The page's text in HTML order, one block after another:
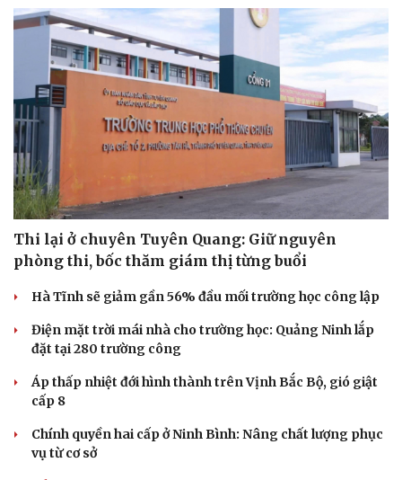
Di sản
Thi lại ở chuyên Tuyên Quang: Giữ nguyên
phòng thi, bốc thăm giám thị từng buổi
Hà Tĩnh sẽ giảm gần 56% đầu mối trường học công lập
Điện mặt trời mái nhà cho trường học: Quảng Ninh lắp
đặt tại 280 trường công
Áp thấp nhiệt đới hình thành trên Vịnh Bắc Bộ, gió giật
cấp 8
Chính quyền hai cấp ở Ninh Bình: Nâng chất lượng phục
vụ từ cơ sở